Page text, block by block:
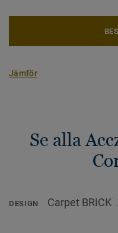
Jämför
Se alla
DESIGN Carpet BRICK